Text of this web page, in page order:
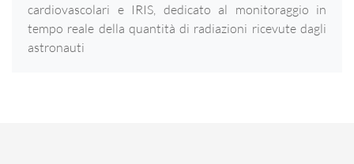
cardiovascolari e IRIS, dedicato al monitoraggio in
tempo reale della quantità di radiazioni ricevute dagli
astronauti